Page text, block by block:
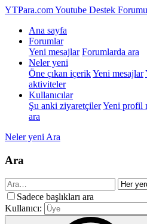
YTPara.comYoutube Destek Forumu
Ana sayfa
Forumlar
Yeni mesajlar Forumlarda ara
Neler yeni
Öne çıkan içerikYeni mesajlar
aktiviteler
Kullanıcılar
Şu anki ziyaretçilerYeni profil
ara
Neler yeni Ara
Ara
Sadece başlıkları ara
Kullanıcı: